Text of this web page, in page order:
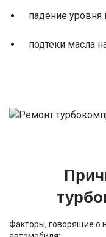
падение уровня
подтеки масла
Факторы, говорящие о